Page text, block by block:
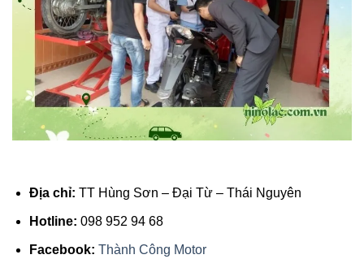
Địa chỉ: TT Hùng Sơn – Đại Từ – Thái Nguyên
Hotline: 098 952 94 68
Facebook: Thành Công Motor